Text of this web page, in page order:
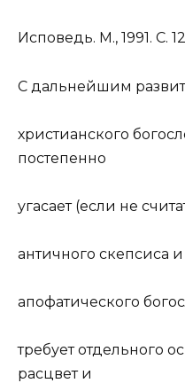
Исповедь. М., 1991. С.
С дальнейшим
христианского
постепенно
угасает (если не
античного скепсиса
апофатического
требует отдельного
расцвет и